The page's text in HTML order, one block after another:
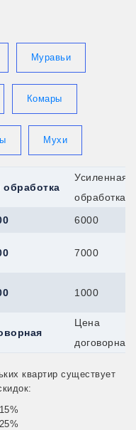
Муравьи
Комары
Мухи
обработка
Усиленная
обработка
6000
7000
1000
Цена
договорная
квартир существует